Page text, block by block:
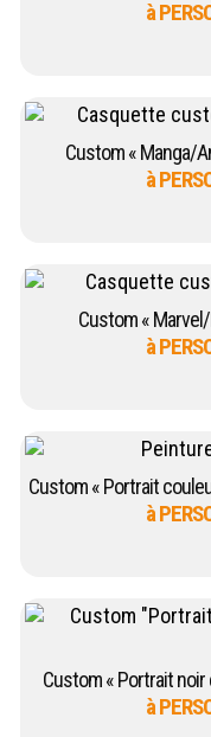
Custom « Manga/
Custom «
Custom « Portrait
Custom « Portrait